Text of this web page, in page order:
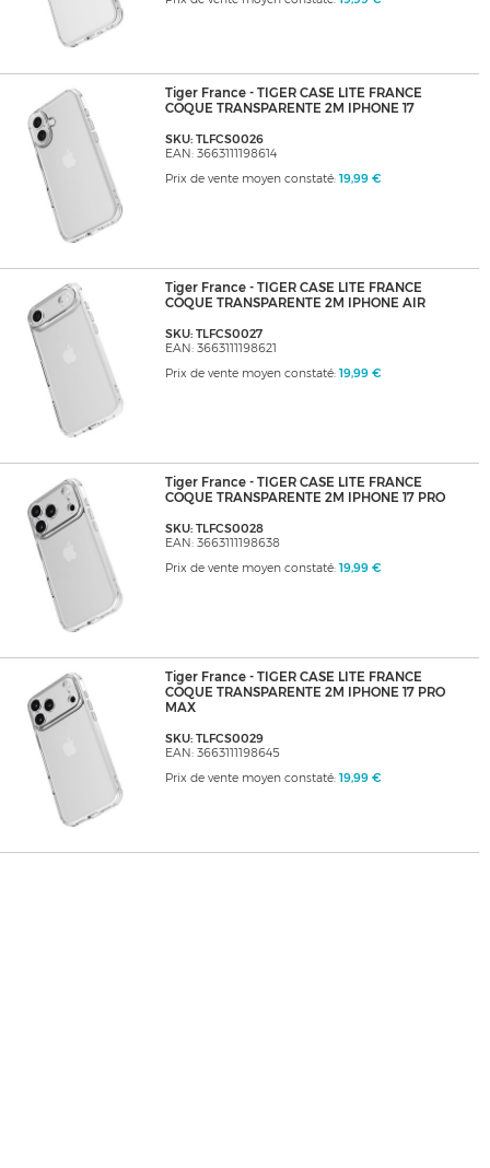
Tiger France - TIGER CASE LITE FRANCE
COQUE TRANSPARENTE 2M IPHONE 17
SKU: TLFCS0026
EAN: 3663111198614
Prix de vente moyen constaté: 19,99 €
Tiger France - TIGER CASE LITE FRANCE
COQUE TRANSPARENTE 2M IPHONE AIR
SKU: TLFCS0027
EAN: 3663111198621
Prix de vente moyen constaté: 19,99 €
Tiger France - TIGER CASE LITE FRANCE
COQUE TRANSPARENTE 2M IPHONE 17 PRO
SKU: TLFCS0028
EAN: 3663111198638
Prix de vente moyen constaté: 19,99 €
Tiger France - TIGER CASE LITE FRANCE
COQUE TRANSPARENTE 2M IPHONE 17 PRO
MAX
SKU: TLFCS0029
EAN: 3663111198645
Prix de vente moyen constaté: 19,99 €